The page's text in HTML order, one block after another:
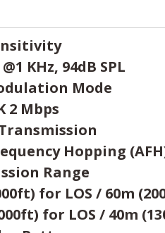
KHz, 94dB SPL
Mode
2 Mbps
Hopping
Range
for LOS / 60m
for LOS / 40m